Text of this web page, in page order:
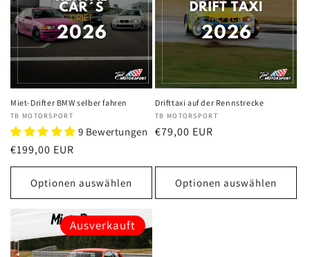
Miet-Drifter BMW selber fahren
Anbieter:
TB MOTORSPORT
9 Bewertungen
Normaler
Preis
€199,00 EUR
Optionen auswählen
Drifttaxi auf der Rennstrecke
Anbieter:
TB MOTORSPORT
Normaler
€79,00 EUR
Optionen auswählen
Ausverkauft